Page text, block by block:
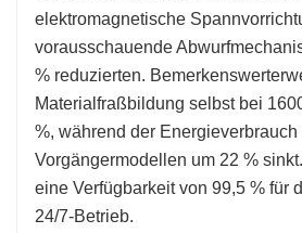
elektromagnetische
vorausschauende
% reduzierten.
Materialfraßbildung selbst bei
%, während der
Vorgängermodellen um 22 %
eine Verfügbarkeit von 99,5 % für
24/7-Betrieb.